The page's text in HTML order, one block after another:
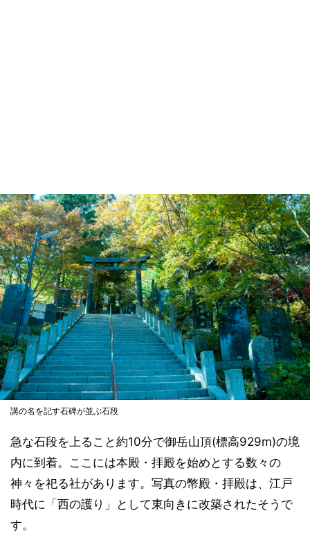
講の名を記す石碑が並ぶ石段
急な石段を上ること約10分で御岳山頂(標高929m)の境
内に到着。ここには本殿・拝殿を始めとする数々の
神々を祀る社があります。写真の幣殿・拝殿は、江戸
時代に「西の護り」として東向きに改築されたそうで
す。